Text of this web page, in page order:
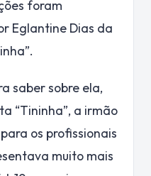
foram
Eglantine Dias da
saber sobre ela,
“Tininha”, a irmão
os profissionais
muito mais